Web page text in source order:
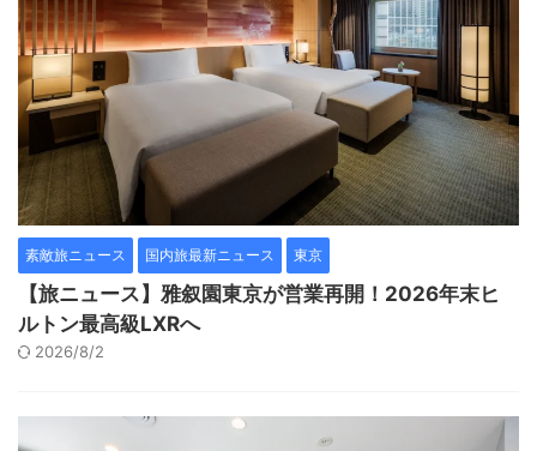
素敵旅ニュース 国内旅最新ニュース 東京
【旅ニュース】雅叙園東京が営業再開！2026年末ヒ
ルトン最高級LXRへ
2026/8/2